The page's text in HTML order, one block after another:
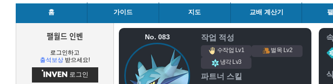
홈 가이드 지도 교배 계산기
팰월드 인벤
로그인하고
출석보상 받으세요!
로그인
No. 083 작업 적성
수작업 Lv1
벌목 Lv2
냉각 Lv3
파트너 스킬